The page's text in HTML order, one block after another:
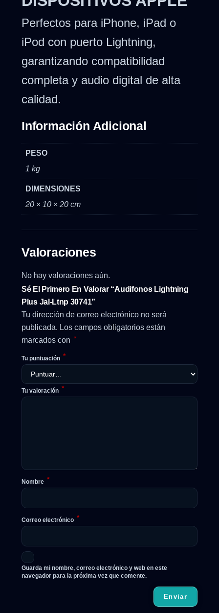
Perfectos para iPhone, iPad o
iPod con puerto Lightning,
garantizando compatibilidad
completa y audio digital de alta
calidad.
Información Adicional
PESO
1 kg
DIMENSIONES
20 × 10 × 20 cm
Valoraciones
No hay valoraciones aún.
Sé El Primero En Valorar “Audifonos Lightning
Plus Jal-Ltnp 30741”
Tu dirección de correo electrónico no será
publicada. Los campos obligatorios están
marcados con *
Tu puntuación *
Tu valoración *
Nombre *
Correo electrónico *
Guarda mi nombre, correo electrónico y web en este
navegador para la próxima vez que comente.